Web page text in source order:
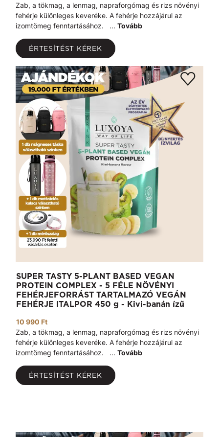
Zab, a tökmag, a lenmag, napraforgómag és rizs növényi
fehérje különleges keveréke. A fehérje hozzájárul az
izomtömeg fenntartásához. ... Tovább
ÉRTESÍTÉST KÉREK
SUPER TASTY 5-PLANT BASED VEGAN
PROTEIN COMPLEX - 5 FÉLE NÖVÉNYI
FEHÉRJEFORRÁST TARTALMAZÓ VEGÁN
FEHÉRJE ITALPOR 450 g - Kivi-banán ízű
10 990 Ft
Zab, a tökmag, a lenmag, napraforgómag és rizs növényi
fehérje különleges keveréke. A fehérje hozzájárul az
izomtömeg fenntartásához. ... Tovább
ÉRTESÍTÉST KÉREK